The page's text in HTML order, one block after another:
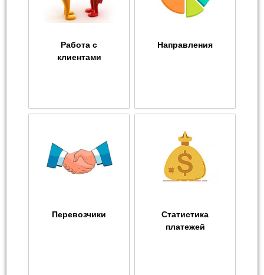
Работа с
клиентами
Направления
Перевозчики
Статистика
платежей